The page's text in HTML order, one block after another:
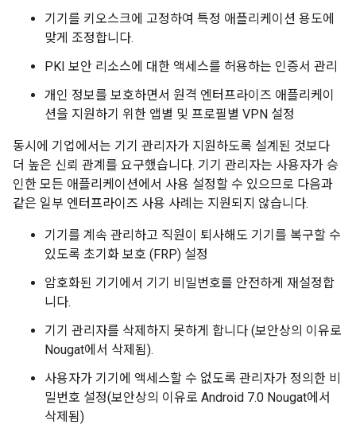
기기를 키오스크에 고정하여 특정 애플리케이션 용도에
맞게 조정합니다.
PKI 보안 리소스에 대한 액세스를 허용하는 인증서 관리
개인 정보를 보호하면서 원격 엔터프라이즈 애플리케이
션을 지원하기 위한 앱별 및 프로필별 VPN 설정
동시에 기업에서는 기기 관리자가 지원하도록 설계된 것보다
더 높은 신뢰 관계를 요구했습니다. 기기 관리자는 사용자가 승
인한 모든 애플리케이션에서 사용 설정할 수 있으므로 다음과
같은 일부 엔터프라이즈 사용 사례는 지원되지 않습니다.
기기를 계속 관리하고 직원이 퇴사해도 기기를 복구할 수
있도록 초기화 보호 (FRP) 설정
암호화된 기기에서 기기 비밀번호를 안전하게 재설정합
니다.
기기 관리자를 삭제하지 못하게 합니다 (보안상의 이유로
Nougat에서 삭제됨).
사용자가 기기에 액세스할 수 없도록 관리자가 정의한 비
밀번호 설정(보안상의 이유로 Android 7.0 Nougat에서
삭제됨)